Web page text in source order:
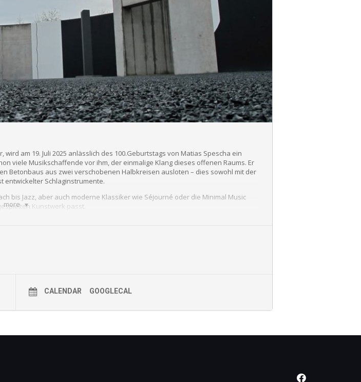
more
am 19. Juli 2025 anlässlich des 100.Geburtstags von Matias Spescha ein
viele Musikschaffende vor ihm, der einmalige Klang dieses offenen Raums. Er
Betonbaus aus zwei verschobenen Halbkreisen ausloten – dies sowohl mit der
entwickelter Schlaginstrumente.
bis Jazz, aber auch moderne Klassiker wie Séjourné oder die Minimal Music
Kunstwerk passt.
CALENDAR GOOGLECAL